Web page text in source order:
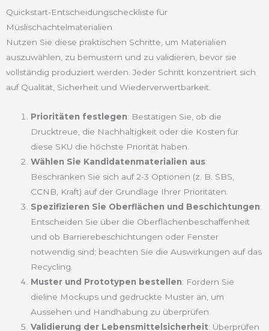
Quickstart-Entscheidungscheckliste für
Müslischachtelmaterialien
Nutzen Sie diese praktischen Schritte, um Materialien
auszuwählen, zu bemustern und zu validieren, bevor sie
vollständig produziert werden. Jeder Schritt konzentriert sich
auf Qualität, Sicherheit und Wiederverwertbarkeit.
Prioritäten festlegen: Bestätigen Sie, ob die
Drucktreue, die Nachhaltigkeit oder die Kosten für
diese SKU die höchste Priorität haben.
Wählen Sie Kandidatenmaterialien aus:
Beschränken Sie sich auf 2-3 Optionen (z. B. SBS,
CCNB, Kraft) auf der Grundlage Ihrer Prioritäten.
Spezifizieren Sie Oberflächen und Beschichtungen:
Entscheiden Sie über die Oberflächenbeschaffenheit
und ob Barrierebeschichtungen oder Fenster
notwendig sind; beachten Sie die Auswirkungen auf das
Recycling.
Muster und Prototypen bestellen: Fordern Sie
dieline Mockups und gedruckte Muster an, um
Aussehen und Handhabung zu überprüfen.
Validierung der Lebensmittelsicherheit: Überprüfen